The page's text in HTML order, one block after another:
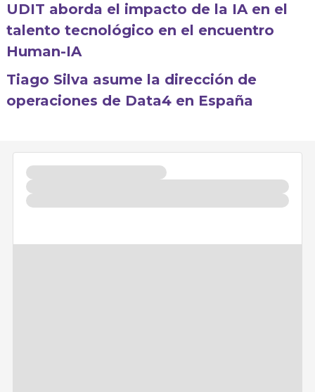
UDIT aborda el impacto de la IA en el
talento tecnológico en el encuentro
Human-IA
Tiago Silva asume la dirección de
operaciones de Data4 en España